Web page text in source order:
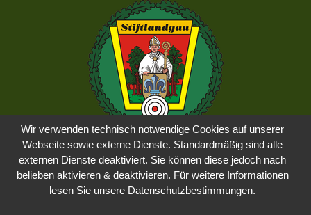
Impressum
Wir verwenden technisch notwendige Cookies auf unserer
Webseite sowie externe Dienste. Standardmäßig sind alle
externen Dienste deaktiviert. Sie können diese jedoch nach
belieben aktivieren & deaktivieren. Für weitere Informationen
lesen Sie unsere Datenschutzbestimmungen.